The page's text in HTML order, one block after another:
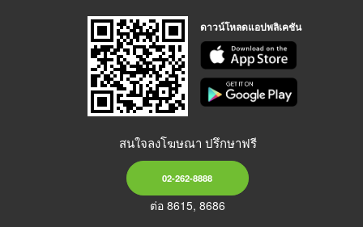
ดาวน์โหลดแอปพลิเคชัน
สนใจลงโฆษณา ปรึกษาฟรี
02-262-8888
ต่อ 8615, 8686